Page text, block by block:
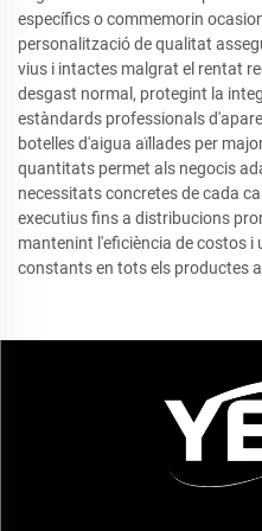
específics o commemorin
personalització de qualitat
vius i intactes malgrat el rentat
desgast normal, protegint la
estàndards professionals
botelles d'aigua aïllades per
quantitats permet als negocis
necessitats concretes de cada
executius fins a distribucions
mantenint l'eficiència de costos
constants en tots els productes